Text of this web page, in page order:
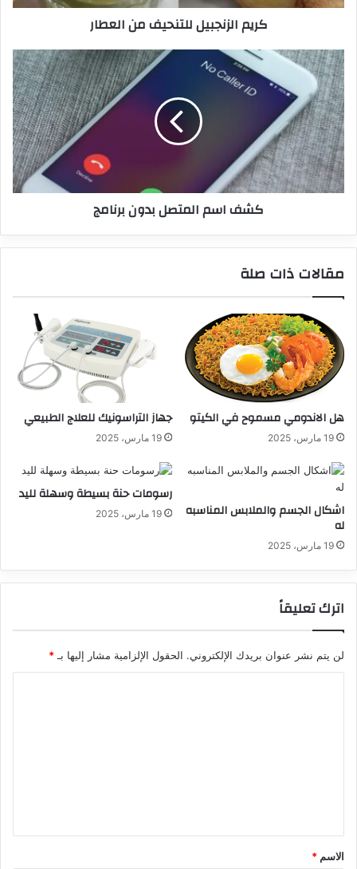
كريم الزنجبيل للتنحيف من العطار
كشف اسم المتصل بدون برنامج
مقالات ذات صلة
هل الاندومي مسموح في الكيتو
19 مارس، 2025
جهاز التراسونيك للعلاج الطبيعي
19 مارس، 2025
اشكال الجسم والملابس المناسبه
له
19 مارس، 2025
رسومات حنة بسيطة وسهلة لليد
19 مارس، 2025
اترك تعليقاً
لن يتم نشر عنوان بريدك الإلكتروني. الحقول الإلزامية مشار إليها بـ*
*
الاسم *